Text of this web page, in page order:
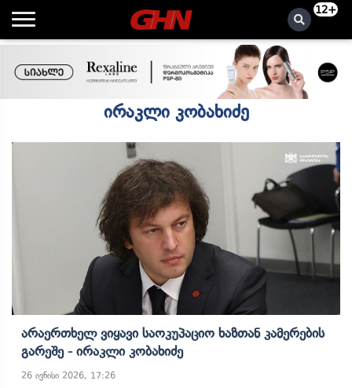
12+
ირაკლი კობახიძე
Არაერთხელ Ვიყავი Საოკუპაციო Ხაზთან Კამერების
Გარეშე - Ირაკლი Კობახიძე
26 ივნისი 2026, 17:26